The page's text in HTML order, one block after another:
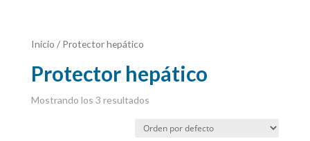
Inicio / Protector hepático
Protector hepático
Mostrando los 3 resultados